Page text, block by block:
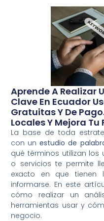
Aprende A Realizar
Clave En Ecuador
Gratuitas Y De
Locales Y Mejora
La base de toda
con unestudio de
qué términos utilizan
o servicios te permite
exacto en que tienen
informarse. En este
cómo realizar un
herramientas usar y
negocio.